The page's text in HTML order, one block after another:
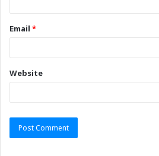
Email *
Website